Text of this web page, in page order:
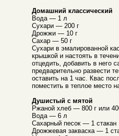
Домашний классический
Вода — 1 л
Сухари — 200 г
Дрожжи — 10 г
Сахар — 50 г
Сухари в эмалированной
крышкой и настоять в
отцедить, добавить в него
предварительно развести
оставить на 1 час. Квас
поместить в теплое место
Душистый с мятой
Ржаной хлеб — 800 г или
Вода — 6 л
Сахарный песок — 1 стакан
Дрожжевая закваска — 1